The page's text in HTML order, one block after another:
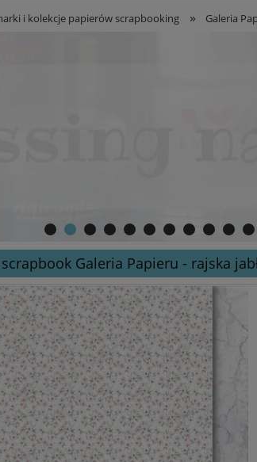
i kolekcje papierów scrapbooking » Galeria
Galeria Papieru - rajska